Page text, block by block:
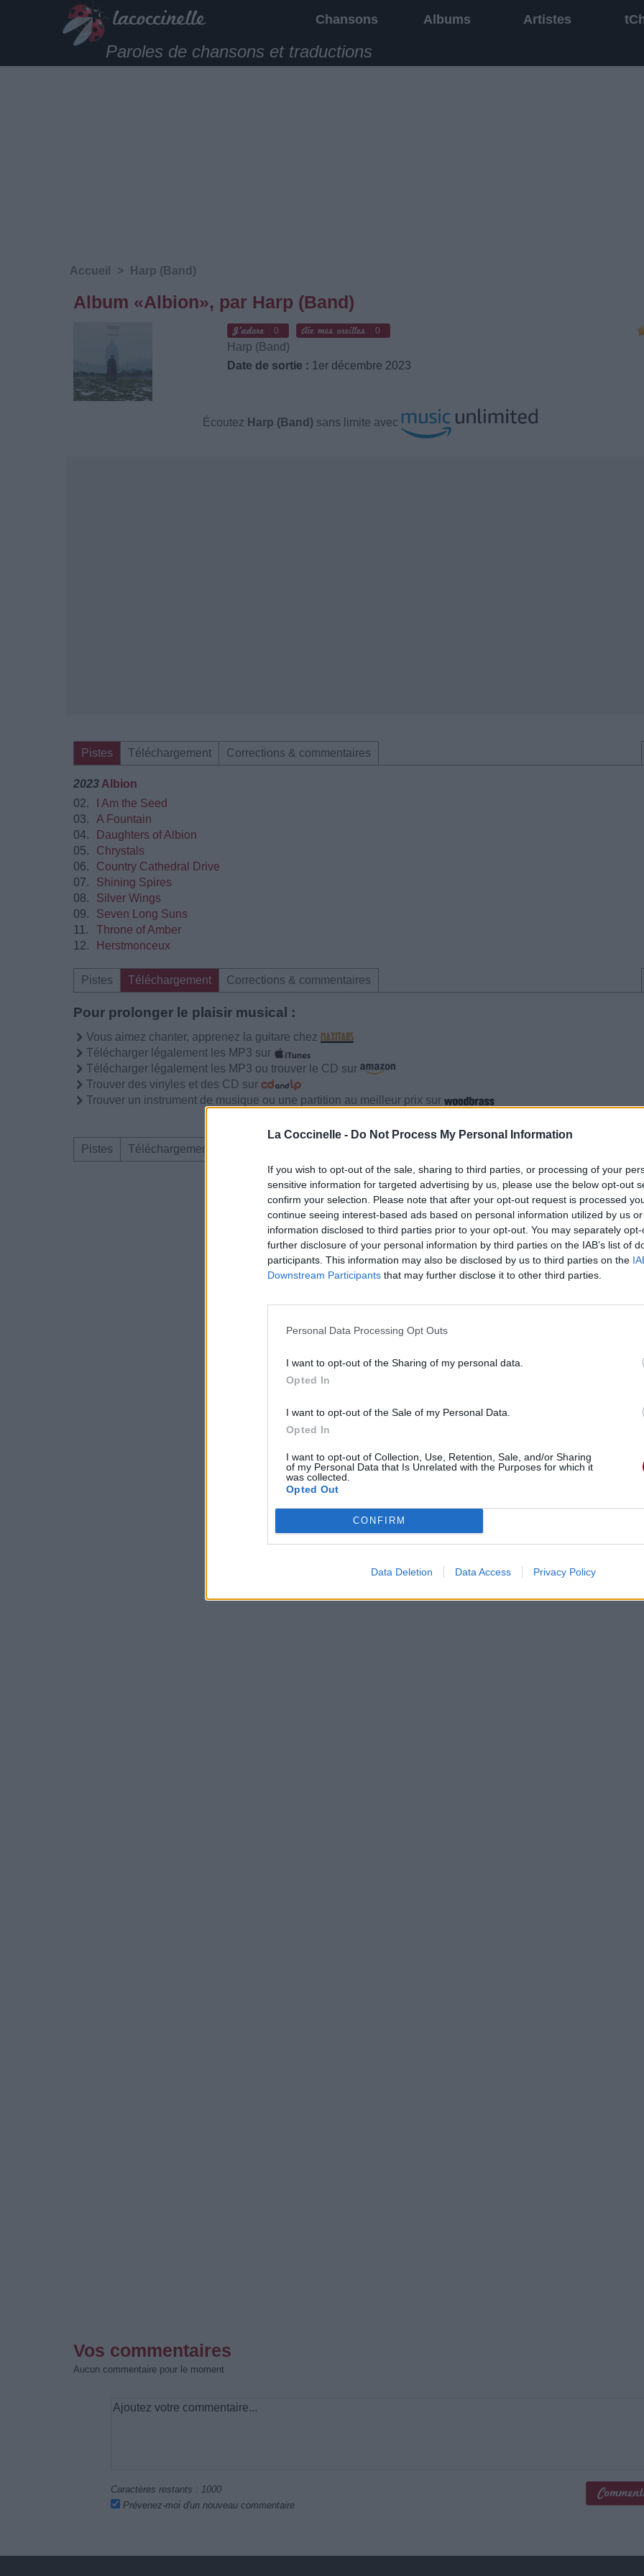
La Coccinelle - Do Not Process My Personal Information
If you wish to opt-out of the sale, sharing to third parties, or processing of your
sensitive information for targeted advertising by us, please use the below opt-out
confirm your selection. Please note that after your opt-out request is processed
continue seeing interest-based ads based on personal information utilized by us
information disclosed to third parties prior to your opt-out. You may separately
further disclosure of your personal information by third parties on the IAB’s list of
participants. This information may also be disclosed by us to third parties on the
Downstream Participants that may further disclose it to other third parties.
Personal Data Processing Opt Outs
I want to opt-out of the Sharing of my personal data.
Opted In
I want to opt-out of the Sale of my Personal Data.
Opted In
I want to opt-out of Collection, Use, Retention, Sale, and/or Sharing
of my Personal Data that Is Unrelated with the Purposes for which it
was collected.
Opted Out
CONFIRM
Data Deletion Data Access Privacy Policy
Chansons Albums Artistes
Paroles de chansons et traductions
Accueil > Harp (Band)
Album «Albion», par Harp (Band)
0 0
Harp (Band)
Date de sortie : 1er décembre 2023
Écoutez Harp (Band) sans limite avec
Pistes Téléchargement Corrections & commentaires
2023 Albion
02.
I Am the Seed
03.
A Fountain
04.
Daughters of Albion
05.
Chrystals
06.
Country Cathedral Drive
07.
Shining Spires
08.
Silver Wings
09.
Seven Long Suns
11.
Throne of Amber
12.
Herstmonceux
Pistes Téléchargement Corrections & commentaires
Pour prolonger le plaisir musical :
Vous aimez chanter, apprenez la guitare chez
Télécharger légalement les MP3 sur
Télécharger légalement les MP3 ou trouver le CD sur
Trouver des vinyles et des CD sur
Trouver un instrument de musique ou une partition au meilleur prix sur
Pistes Téléchargement
Dire «merci» pour cette traduction Corriger une erreur
Vos commentaires
Aucun commentaire pour le moment
Caractères restants : 1000
Prévenez-moi d'un nouveau commentaire